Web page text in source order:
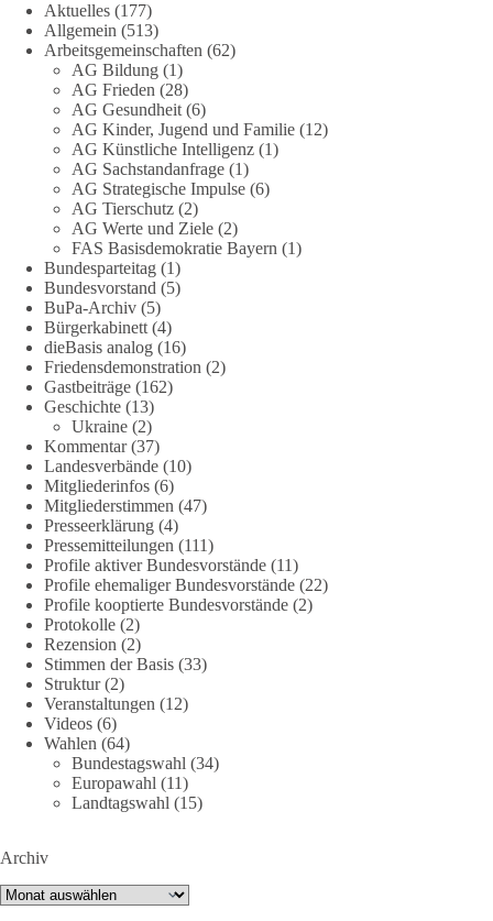
Referent Frank Bothmann stellte die These auf, dass die
derzeit in Teilen der Umweltbewegung diskutierten
„Grundrechte der Natur“ weit über klassischen Naturschutz
hinausreichen und grundlegende Fragen zum Menschenbild,
zum Rechtsstaat und zur Demokratie aufwerfen. [...]
👉 Hier weiterlesen:https://diebasis-
partei.de/2026/07/grundrechte-der-natur-ein-angriff-auf-das-
grundgesetz/
🟩🟩🟦🟦🟥🟥🟧🟧
Es ging weniger um fertige Antworten als um eine Debatte
darüber, wie Freiheit, Verantwortung, Naturschutz und
Grundrechte in einer demokratischen Gesellschaft künftig
miteinander in Einklang gebracht werden können.
#dieBasis #natur #grundrechte
38 7 8
DieBasis
1 Tag zuvor
Jetzt dieBasis Sachsen-Anhalt unterstützen!
Die Landtagswahl 2026 in Sachsen-Anhalt findet am 6.
September statt. Die Inhalte stehen – jetzt müssen sie gesehen,
geteilt und diskutiert werden.
Folge unseren Kanälen:
Facebook:
https://www.facebook.com/groups/diebasissachsenanhalt/
Tiktok:
X:https://x.com/DieBasisLSA
Youtube:https://www.youtube.com/dieBasisSachsenAnhalt
Aktuelles (177)
Allgemein (513)
Arbeitsgemeinschaften (62)
AG Bildung (1)
AG Frieden (28)
AG Gesundheit (6)
AG Kinder, Jugend und Familie (12)
AG Künstliche Intelligenz (1)
AG Sachstandanfrage (1)
AG Strategische Impulse (6)
AG Tierschutz (2)
AG Werte und Ziele (2)
FAS Basisdemokratie Bayern (1)
Bundesparteitag (1)
Bundesvorstand (5)
BuPa-Archiv (5)
Bürgerkabinett (4)
dieBasis analog (16)
Friedensdemonstration (2)
Gastbeiträge (162)
Geschichte (13)
Ukraine (2)
Kommentar(37)
Landesverbände (10)
Mitgliederinfos (6)
Mitgliederstimmen (47)
Presseerklärung (4)
Pressemitteilungen (111)
Profile aktiver Bundesvorstände (11)
Profile ehemaliger Bundesvorstände (22)
Profile kooptierte Bundesvorstände (2)
Protokolle (2)
Rezension (2)
Stimmen der Basis (33)
Struktur(2)
Veranstaltungen (12)
Videos (6)
Wahlen (64)
Bundestagswahl (34)
Europawahl (11)
Landtagswahl (15)
Archiv
Archiv